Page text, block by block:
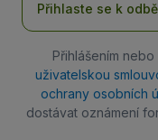
Přihlaste se k
Přihlášením
uživatelskou
ochrany osobních
dostávat oznámení